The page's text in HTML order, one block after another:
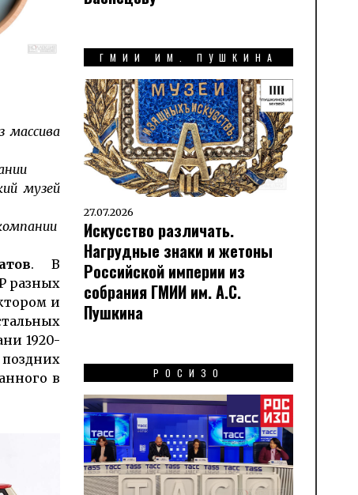
массива
музей
. В
разных
и
1920-
в
ГМИИ ИМ. ПУШКИНА
27.07.2026
Искусство различать.
Нагрудные знаки и жетоны
Российской империи из
собрания ГМИИ им. А.С.
Пушкина
РОСИЗО